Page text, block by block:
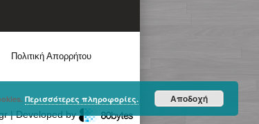
Πολιτική Απορρήτου
| Developed by
Περισσότερες πληροφορίες. Αποδοχή